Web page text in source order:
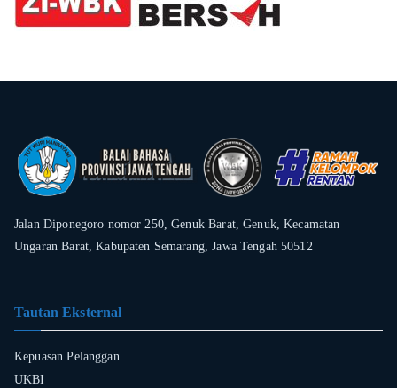
Jalan Diponegoro nomor 250, Genuk Barat, Genuk, Kecamatan
Ungaran Barat, Kabupaten Semarang, Jawa Tengah 50512
Tautan Eksternal
Kepuasan Pelanggan
UKBI